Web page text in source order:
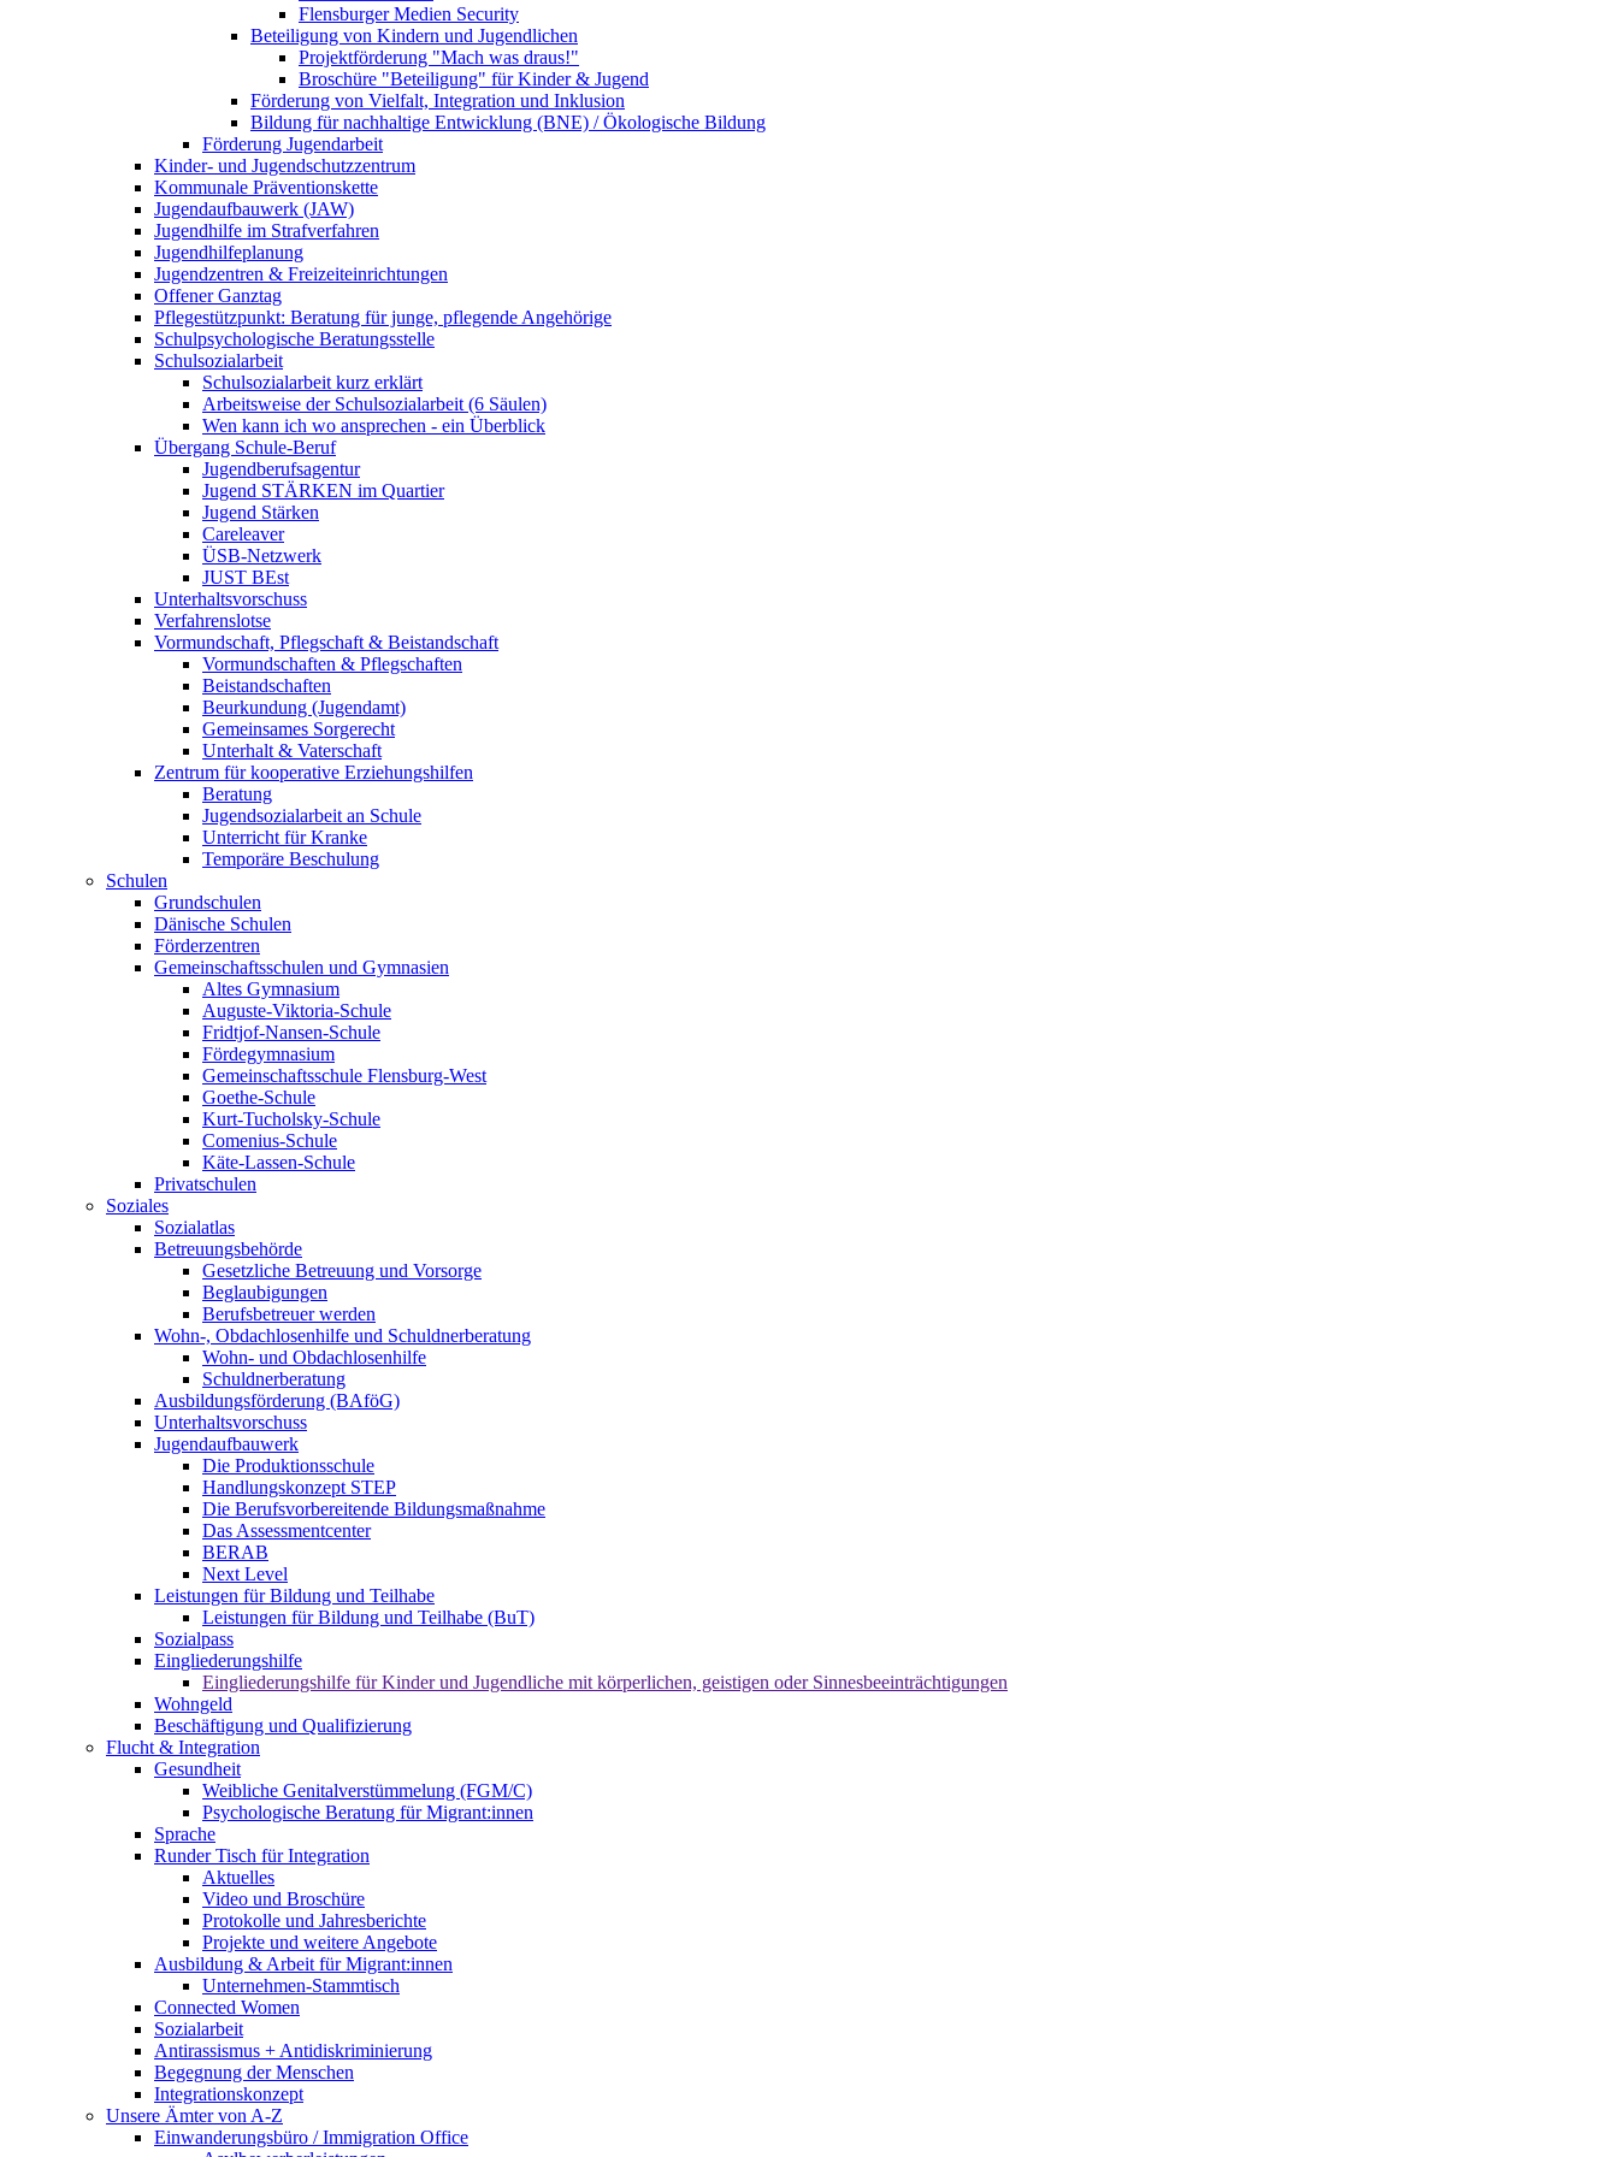
Flensburger Medien Security
Beteiligung von Kindern und Jugendlichen
Projektförderung "Mach was draus!"
Broschüre "Beteiligung" für Kinder & Jugend
Förderung von Vielfalt, Integration und Inklusion
Bildung für nachhaltige Entwicklung (BNE) / Ökologische Bildung
Förderung Jugendarbeit
Kinder- und Jugendschutzzentrum
Kommunale Präventionskette
Jugendaufbauwerk (JAW)
Jugendhilfe im Strafverfahren
Jugendhilfeplanung
Jugendzentren & Freizeiteinrichtungen
Offener Ganztag
Pflegestützpunkt: Beratung für junge, pflegende Angehörige
Schulpsychologische Beratungsstelle
Schulsozialarbeit
Schulsozialarbeit kurz erklärt
Arbeitsweise der Schulsozialarbeit (6 Säulen)
Wen kann ich wo ansprechen - ein Überblick
Übergang Schule-Beruf
Jugendberufsagentur
Jugend STÄRKEN im Quartier
Jugend Stärken
Careleaver
ÜSB-Netzwerk
JUST BEst
Unterhaltsvorschuss
Verfahrenslotse
Vormundschaft, Pflegschaft & Beistandschaft
Vormundschaften & Pflegschaften
Beistandschaften
Beurkundung (Jugendamt)
Gemeinsames Sorgerecht
Unterhalt & Vaterschaft
Zentrum für kooperative Erziehungshilfen
Beratung
Jugendsozialarbeit an Schule
Unterricht für Kranke
Temporäre Beschulung
Schulen
Grundschulen
Dänische Schulen
Förderzentren
Gemeinschaftsschulen und Gymnasien
Altes Gymnasium
Auguste-Viktoria-Schule
Fridtjof-Nansen-Schule
Fördegymnasium
Gemeinschaftsschule Flensburg-West
Goethe-Schule
Kurt-Tucholsky-Schule
Comenius-Schule
Käte-Lassen-Schule
Privatschulen
Soziales
Sozialatlas
Betreuungsbehörde
Gesetzliche Betreuung und Vorsorge
Beglaubigungen
Berufsbetreuer werden
Wohn-, Obdachlosenhilfe und Schuldnerberatung
Wohn- und Obdachlosenhilfe
Schuldnerberatung
Ausbildungsförderung (BAföG)
Unterhaltsvorschuss
Jugendaufbauwerk
Die Produktionsschule
Handlungskonzept STEP
Die Berufsvorbereitende Bildungsmaßnahme
Das Assessmentcenter
BERAB
Next Level
Leistungen für Bildung und Teilhabe
Leistungen für Bildung und Teilhabe (BuT)
Sozialpass
Eingliederungshilfe
Eingliederungshilfe für Kinder und Jugendliche mit körperlichen, geistigen oder Sinnesbeeinträchtigungen
Wohngeld
Beschäftigung und Qualifizierung
Flucht & Integration
Gesundheit
Weibliche Genitalverstümmelung (FGM/C)
Psychologische Beratung für Migrant:innen
Sprache
Runder Tisch für Integration
Aktuelles
Video und Broschüre
Protokolle und Jahresberichte
Projekte und weitere Angebote
Ausbildung & Arbeit für Migrant:innen
Unternehmen-Stammtisch
Connected Women
Sozialarbeit
Antirassismus + Antidiskriminierung
Begegnung der Menschen
Integrationskonzept
Unsere Ämter von A-Z
Einwanderungsbüro / Immigration Office